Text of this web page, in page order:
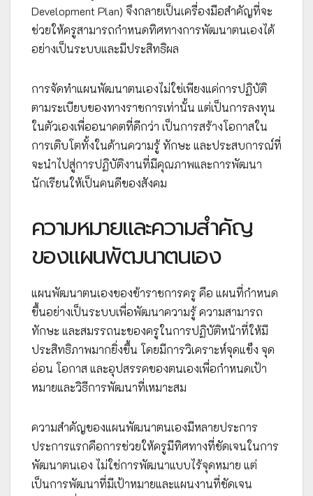
Development Plan) จึงกลายเป็นเครื่องมือสำคัญที่จะ
ช่วยให้ครูสามารถกำหนดทิศทางการพัฒนาตนเองได้
อย่างเป็นระบบและมีประสิทธิผล
การจัดทำแผนพัฒนาตนเองไม่ใช่เพียงแค่การปฏิบัติ
ตามระเบียบของทางราชการเท่านั้น แต่เป็นการลงทุน
ในตัวเองเพื่ออนาคตที่ดีกว่า เป็นการสร้างโอกาสใน
การเติบโตทั้งในด้านความรู้ ทักษะ และประสบการณ์ที่
จะนำไปสู่การปฏิบัติงานที่มีคุณภาพและการพัฒนา
นักเรียนให้เป็นคนดีของสังคม
ความหมายและความสำคัญ
ของแผนพัฒนาตนเอง
แผนพัฒนาตนเองของข้าราชการครู คือ แผนที่กำหนด
ขึ้นอย่างเป็นระบบเพื่อพัฒนาความรู้ ความสามารถ
ทักษะ และสมรรถนะของครูในการปฏิบัติหน้าที่ให้มี
ประสิทธิภาพมากยิ่งขึ้น โดยมีการวิเคราะห์จุดแข็ง จุด
อ่อน โอกาส และอุปสรรคของตนเองเพื่อกำหนดเป้า
หมายและวิธีการพัฒนาที่เหมาะสม
ความสำคัญของแผนพัฒนาตนเองมีหลายประการ
ประการแรกคือการช่วยให้ครูมีทิศทางที่ชัดเจนในการ
พัฒนาตนเอง ไม่ใช่การพัฒนาแบบไร้จุดหมาย แต่
เป็นการพัฒนาที่มีเป้าหมายและแผนงานที่ชัดเจน